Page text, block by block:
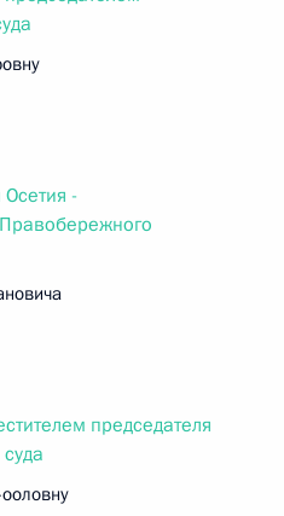
-
председателя